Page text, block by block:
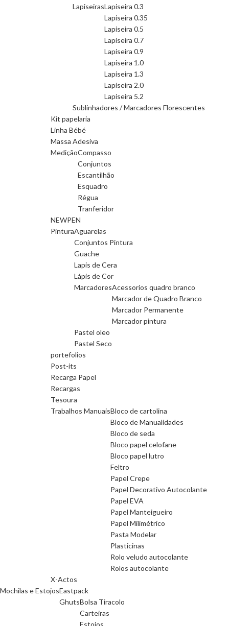
LapiseirasLapiseira 0.3
Lapiseira 0.35
Lapiseira 0.5
Lapiseira 0.7
Lapiseira 0.9
Lapiseira 1.0
Lapiseira 1.3
Lapiseira 2.0
Lapiseira 5.2
Sublinhadores / Marcadores Florescentes
Kit papelaria
Linha Bébé
Massa Adesiva
MediçãoCompasso
Conjuntos
Escantilhão
Esquadro
Régua
Tranferidor
NEWPEN
PinturaAguarelas
Conjuntos Pintura
Guache
Lapis de Cera
Lápis de Cor
MarcadoresAcessorios quadro branco
Marcador de Quadro Branco
Marcador Permanente
Marcador pintura
Pastel oleo
Pastel Seco
portefolios
Post-its
Recarga Papel
Recargas
Tesoura
Trabalhos ManuaisBloco de cartolina
Bloco de Manualidades
Bloco de seda
Bloco papel celofane
Bloco papel lutro
Feltro
Papel Crepe
Papel Decorativo Autocolante
Papel EVA
Papel Manteigueiro
Papel Milimétrico
Pasta Modelar
Plasticinas
Rolo veludo autocolante
Rolos autocolante
X-Actos
Mochilas e EstojosEastpack
GhutsBolsa Tiracolo
Carteiras
Estojos